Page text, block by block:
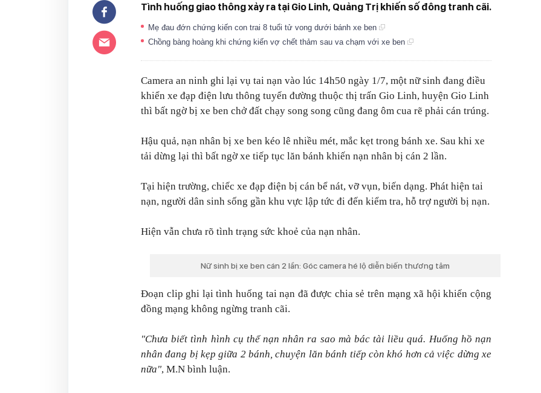
Tình huống giao thông xảy ra tại Gio Linh, Quảng Trị khiến số đông tranh cãi.
Mẹ đau đớn chứng kiến con trai 8 tuổi tử vong dưới bánh xe ben
Chồng bàng hoàng khi chứng kiến vợ chết thảm sau va chạm với xe ben
Camera an ninh ghi lại vụ tai nạn vào lúc 14h50 ngày 1/7, một nữ sinh đang điều
khiển xe đạp điện lưu thông tuyến đường thuộc thị trấn Gio Linh, huyện Gio Linh
thì bất ngờ bị xe ben chở đất chạy song song cũng đang ôm cua rẽ phải cán trúng.
Hậu quả, nạn nhân bị xe ben kéo lê nhiều mét, mắc kẹt trong bánh xe. Sau khi xe
tải dừng lại thì bất ngờ xe tiếp tục lăn bánh khiến nạn nhân bị cán 2 lần.
Tại hiện trường, chiếc xe đạp điện bị cán bể nát, vỡ vụn, biến dạng. Phát hiện tai
nạn, người dân sinh sống gần khu vực lập tức đi đến kiểm tra, hỗ trợ người bị nạn.
Hiện vẫn chưa rõ tình trạng sức khoẻ của nạn nhân.
Nữ sinh bị xe ben cán 2 lần: Góc camera hé lộ diễn biến thương tâm
Đoạn clip ghi lại tình huống tai nạn đã được chia sẻ trên mạng xã hội khiến cộng
đồng mạng không ngừng tranh cãi.
"Chưa biết tình hình cụ thể nạn nhân ra sao mà bác tài liều quá. Huống hồ nạn
nhân đang bị kẹp giữa 2 bánh, chuyện lăn bánh tiếp còn khó hơn cả việc dừng xe
nữa", M.N bình luận.